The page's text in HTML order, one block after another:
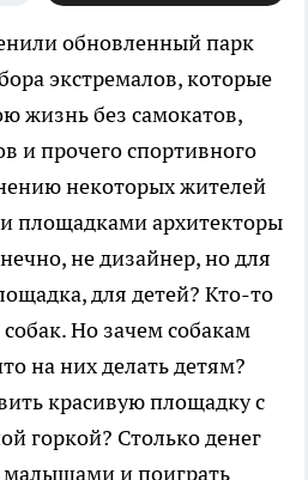
обновленный парк
экстремалов, которые
жизнь без самокатов,
и прочего спортивного
некоторых жителей
площадками архитекторы
не дизайнер, но для
для детей? Кто-то
Но зачем собакам
на них делать детям?
красивую площадку с
горкой? Столько денег
и поиграть